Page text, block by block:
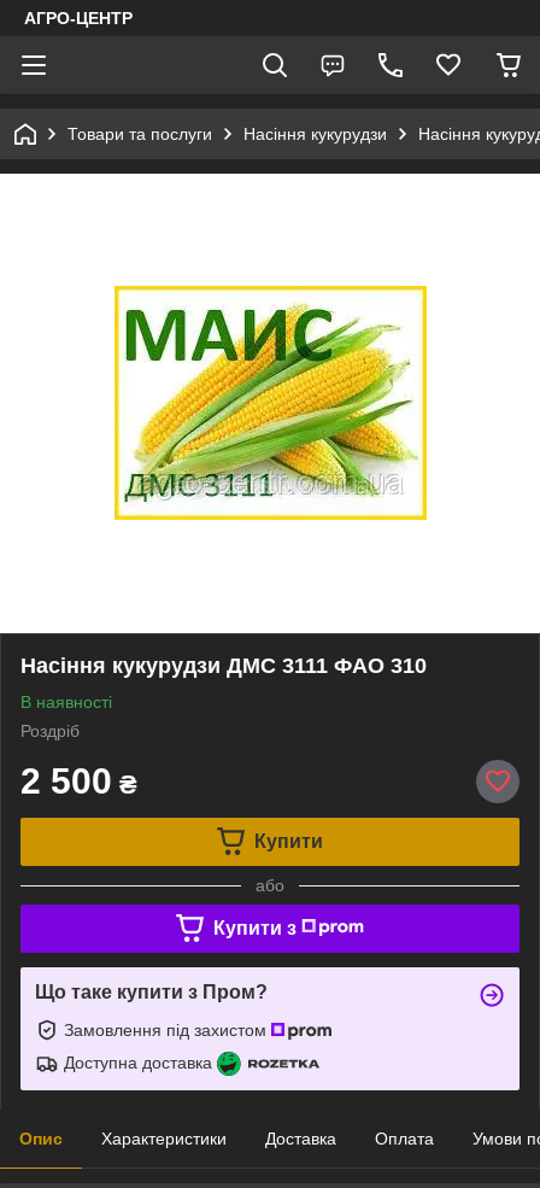
АГРО-ЦЕНТР
Товари та послуги Насіння кукурудзи Насіння
Насіння кукурудзи ДМС 3111 ФАО 310
В наявності
Роздріб
2 500 ₴
Купити
або
Купити з
Що таке купити з Пром?
Замовлення під захистом
Доступна доставка
Опис Характеристики Доставка Оплата Умови